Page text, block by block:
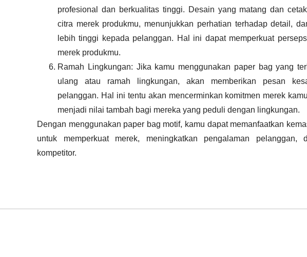
profesional dan berkualitas tinggi. Desain yang matang dan
citra merek produkmu, menunjukkan perhatian terhadap detail,
lebih tinggi kepada pelanggan. Hal ini dapat memperkuat
merek produkmu.
Ramah Lingkungan: Jika kamu menggunakan paper bag yang
ulang atau ramah lingkungan, akan memberikan pesan
pelanggan. Hal ini tentu akan mencerminkan komitmen merek
menjadi nilai tambah bagi mereka yang peduli dengan lingkungan.
Dengan menggunakan paper bag motif, kamu dapat memanfaatkan
untuk memperkuat merek, meningkatkan pengalaman
kompetitor.